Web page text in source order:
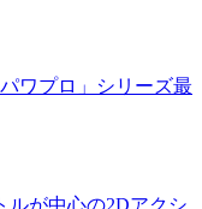
ワプロ」シリーズ最
ルが中心の2Dアクシ